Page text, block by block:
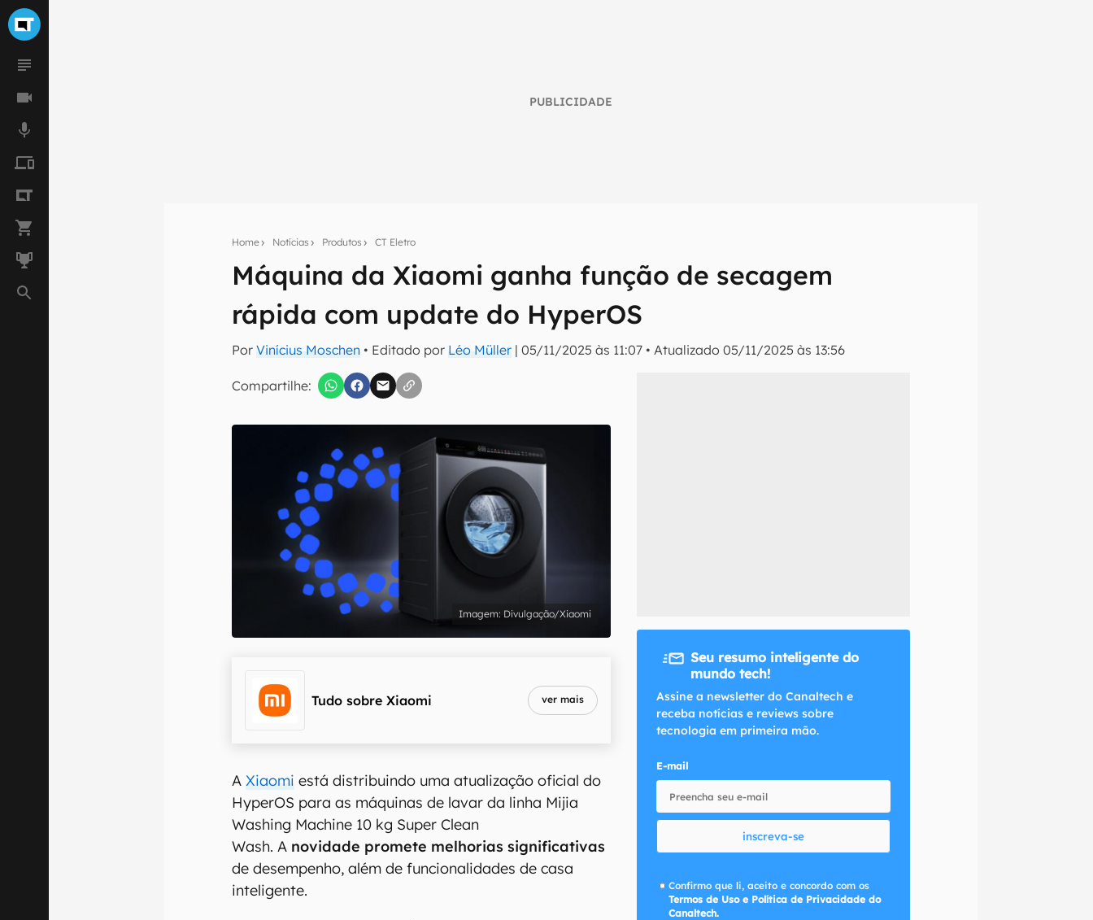
PUBLICIDADE
Home Notícias Produtos CT Eletro
Máquina da Xiaomi ganha função de secagem
rápida com update do HyperOS
PorVinícius Moschen • Editado por Léo Müller |05/11/2025 às 11:07 •Atualizado05/11/2025 às 13:56
Compartilhe:
Seu resumo inteligente do mundo tech!
Assine a newsletter do Canaltech e receba notícias e reviews sobre tecnologia em primeira
Confirmo que li, aceito e concordo com os Termos de Uso e Política de Privacidade do Canaltech.
Divulgação/Xiaomi
Tudo sobre Xiaomi ver mais
AXiaomi está distribuindo uma atualização oficial do
HyperOS para as máquinas de lavar da linha Mijia
Washing Machine 10 kg Super Clean
Wash. A novidade promete melhorias significativas
de desempenho, além de funcionalidades de casa
inteligente.
Seu resumo inteligente do
mundo tech!
Assine a newsletter do Canaltech e
receba notícias e reviews sobre
tecnologia em primeira mão.
E-mail
inscreva-se
Confirmo que li, aceito e concordo com os
Termos de Uso e Política de Privacidade do
Canaltech.